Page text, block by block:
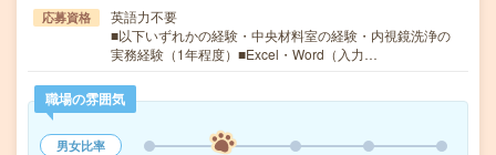
応募資格
英語力不要
■以下いずれかの経験・中央材料室の経験・内視鏡洗浄の
実務経験（1年程度）■Excel・Word（入力…
職場の雰囲気
男女比率